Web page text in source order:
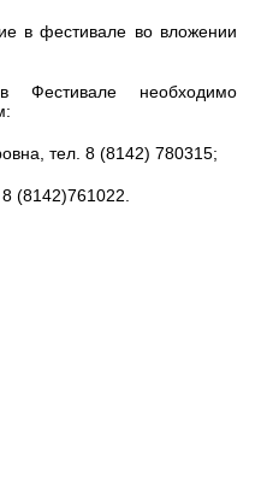
в фестивале во вложении
необходимо
тел. 8 (8142) 780315;
(8142)761022.